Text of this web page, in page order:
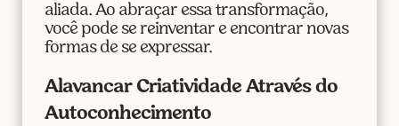
aliada. Ao abraçar essa transformação,
você pode se reinventar e encontrar novas
formas de se expressar.
Alavancar Criatividade Através do
Autoconhecimento